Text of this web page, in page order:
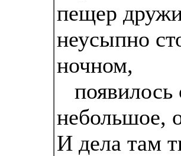
пещер
неусыпно
ночном,
появилось
небольшое,
И дела там